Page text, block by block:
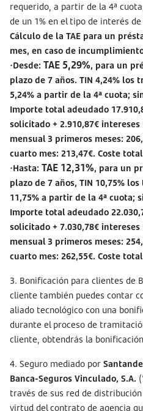
requerido, a partir de la 4ª
de un 1% en el tipo de interés
Cálculo de la TAE para un
mes, en caso de
·Desde: TAE 5,29%, para un
plazo de 7 años. TIN 4,24% los
5,24% a partir de la 4ª cuota;
Importe total adeudado
solicitado + 2.910,87€ intereses
mensual 3 primeros meses:
cuarto mes: 213,47€. Coste
·Hasta: TAE 12,31%, para un
plazo de 7 años, TIN 10,75%
11,75% a partir de la 4ª cuota;
Importe total adeudado
solicitado + 7.030,78€ intereses
mensual 3 primeros meses:
cuarto mes: 262,55€. Coste
3. Bonificación para clientes de
cliente también puedes contar
aliado tecnológico con una
durante el proceso de
cliente, obtendrás la
4. Seguro mediado por
Banca-Seguros Vinculado, S.A.
través de sus red de
virtud del contrato de agencia